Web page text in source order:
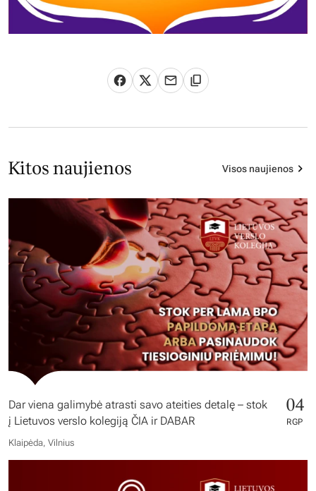
Kitos naujienos Visos naujienos
Dar viena galimybė atrasti savo ateities detalę – stok
į Lietuvos verslo kolegiją ČIA ir DABAR
04
RGP
Klaipėda, Vilnius